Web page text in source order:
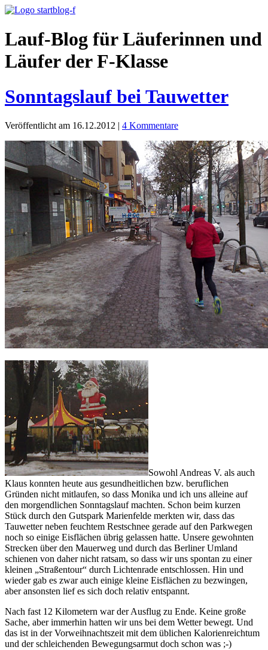
Lauf-Blog für Läuferinnen und
Läufer der F-Klasse
Sonntagslauf bei Tauwetter
Veröffentlicht am 16.12.2012 | 4 Kommentare
Sowohl Andreas V. als auch
Klaus konnten heute aus gesundheitlichen bzw. beruflichen
Gründen nicht mitlaufen, so dass Monika und ich uns alleine auf
den morgendlichen Sonntagslauf machten. Schon beim kurzen
Stück durch den Gutspark Marienfelde merkten wir, dass das
Tauwetter neben feuchtem Restschnee gerade auf den Parkwegen
noch so einige Eisflächen übrig gelassen hatte. Unsere gewohnten
Strecken über den Mauerweg und durch das Berliner Umland
schienen von daher nicht ratsam, so dass wir uns spontan zu einer
kleinen „Straßentour“ durch Lichtenrade entschlossen. Hin und
wieder gab es zwar auch einige kleine Eisflächen zu bezwingen,
aber ansonsten lief es sich doch relativ entspannt.
Nach fast 12 Kilometern war der Ausflug zu Ende. Keine große
Sache, aber immerhin hatten wir uns bei dem Wetter bewegt. Und
das ist in der Vorweihnachtszeit mit dem üblichen Kalorienreichtum
und der schleichenden Bewegungsarmut doch schon was ;-)